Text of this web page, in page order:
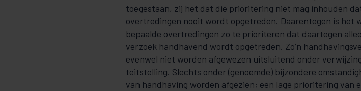
toegestaan, zij het dat die prioritering niet mag inhouden
over­­tre­­­dingen nooit wordt opgetreden. Daarentegen is het
bepaalde overtre­din­gen zo te prio­riteren dat daartegen
verzoek handhavend wordt op­ge­treden. Zo’n
evenwel niet worden afgewezen uitsluitend onder
teitstelling. Slechts onder (genoemde) bijzondere
van handhaving wor­den af­­ge­­zien; een la­­ge priorite­ring van